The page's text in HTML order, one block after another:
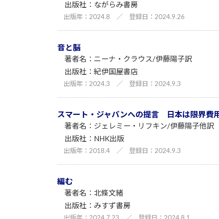
ながらみ書房
2024.8 ／ 2024.9.26
音と脳
ニーナ・クラウス/伊藤陽子訳
紀伊国屋書店
2024.3 ／ 2024.9.3
スマート・ジャパンへの提言 日本は限界費
ジェレミー・リフキン/伊藤陽子他訳
NHK出版
2018.4 ／ 2024.9.3
編む
北條文緒
みすず書房
2024.7.23 ／ 2024.8.1